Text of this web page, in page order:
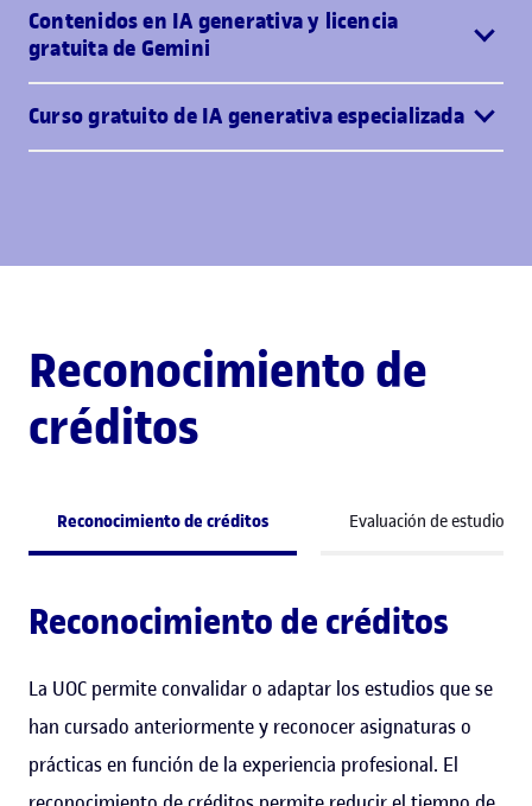
Contenidos en IA generativa y licencia
gratuita de Gemini
Curso gratuito de IA generativa especializada
Reconocimiento de
créditos
Reconocimiento de créditos Evaluación de estudios
Reconocimiento de créditos
La UOC permite convalidar o adaptar los estudios que se
han cursado anteriormente y reconocer asignaturas o
prácticas en función de la experiencia profesional. El